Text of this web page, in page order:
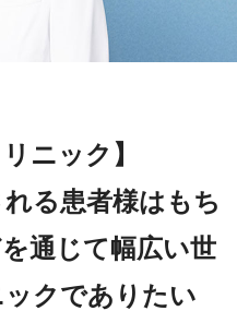
ニック】
る患者様はもち
通じて幅広い世
クでありたい